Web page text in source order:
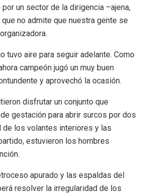
un sector de la dirigencia –ajena,
no admite que nuestra gente se
tuvo aire para seguir adelante. Como
campeón jugó un muy buen
y aprovechó la ocasión.
disfrutar un conjunto que
gestación para abrir surcos por dos
de los volantes interiores y las
estuvieron los hombres
apurado y las espaldas del
resolver la irregularidad de los